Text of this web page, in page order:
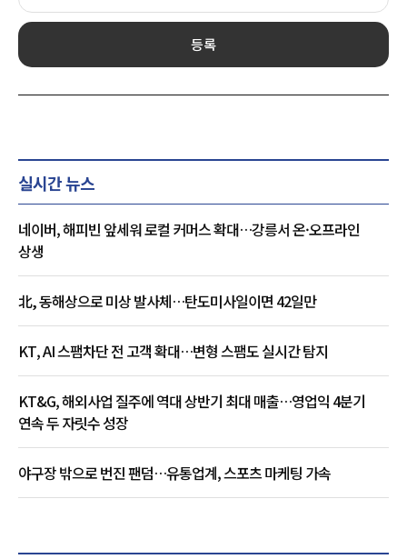
등록
실시간 뉴스
네이버, 해피빈 앞세워 로컬 커머스 확대…강릉서 온·오프라인
상생
北, 동해상으로 미상 발사체…탄도미사일이면 42일만
KT, AI 스팸차단 전 고객 확대…변형 스팸도 실시간 탐지
KT&G, 해외사업 질주에 역대 상반기 최대 매출…영업익 4분기
연속 두 자릿수 성장
야구장 밖으로 번진 팬덤…유통업계, 스포츠 마케팅 가속